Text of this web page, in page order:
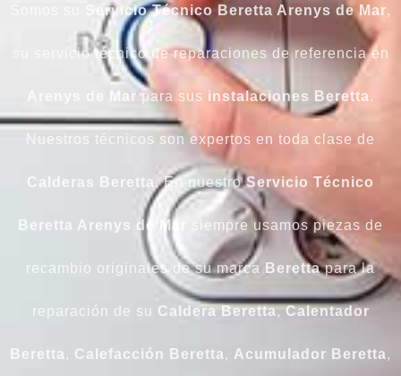
Servicio Técnico Beretta Arenys de Mar,
su servicio técnico de reparaciones de referencia en
Arenys de Mar para sus instalaciones Beretta.
Nuestros técnicos son expertos en toda clase de
Calderas Beretta . En nuestroServicio Técnico
Beretta Arenys de Mar siempre usamos piezas de
recambio originales de su marca Berettapara la
reparación de su Caldera Beretta,Calentador
Beretta , Calefacción Beretta , Acumulador Beretta,